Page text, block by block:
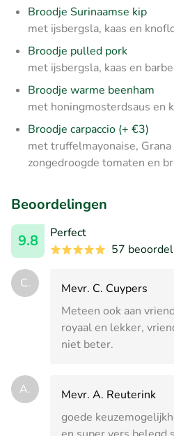
Broodje Surinaamse kip
met ijsbergsla, kaas en
Broodje pulled pork
met ijsbergsla, kaas en
Broodje warme beenham
met honingmosterdsaus en
Broodje carpaccio (+ €3)
met truffelmayonaise,
zongedroogde tomaten en
Beoordelingen
9.8
Perfect
57
C.
Mevr. C. Cuypers
Meteen ook aan
royaal en lekker,
niet beter.
A.
Mevr. A. Reuterink
goede